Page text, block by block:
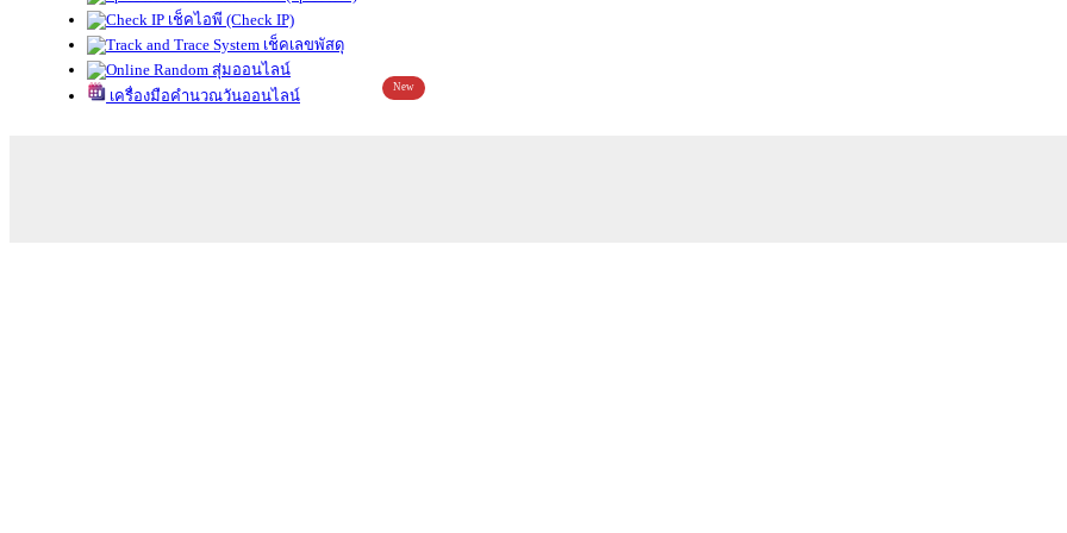
เช็คไอพี (Check IP)
เช็คเลขพัสดุ
สุ่มออนไลน์
เครื่องมือคำนวณวันออนไลน์
New